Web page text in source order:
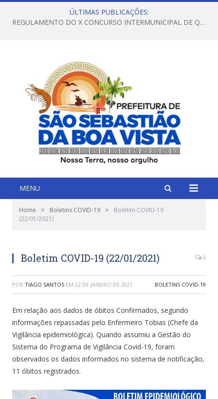
ÚLTIMAS PUBLICAÇÕES:
REGULAMENTO DO X CONCURSO INTERMUNICIPAL DE QUADRILHAS JUNINAS – 2026 – ARRAIÁ DA VENEZA
MENU
Home » Boletins COVID-19 »
Boletim COVID-19
(22/01/2021)
Boletim COVID-19 (22/01/2021) 0
POR TIAGO SANTOS EM 22 DE JANEIRO DE 2021 BOLETINS COVID-19
Em relação aos dados de óbitos Confirmados, segundo
informações repassadas pelo Enfermeiro Tobias (Chefe da
Vigilância epidemiológica). Quando assumiu a Gestão do
Sistema do Programa de Vigilância Covid-19, foram
observados os dados informados no sistema de notificação,
11 óbitos registrados.